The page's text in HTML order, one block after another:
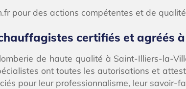
pour des actions compétentes et de
certifiés et agréés
de haute qualité à Saint-Illiers-la-
ont toutes les autorisations et
pour leur professionnalisme, leur savoir-